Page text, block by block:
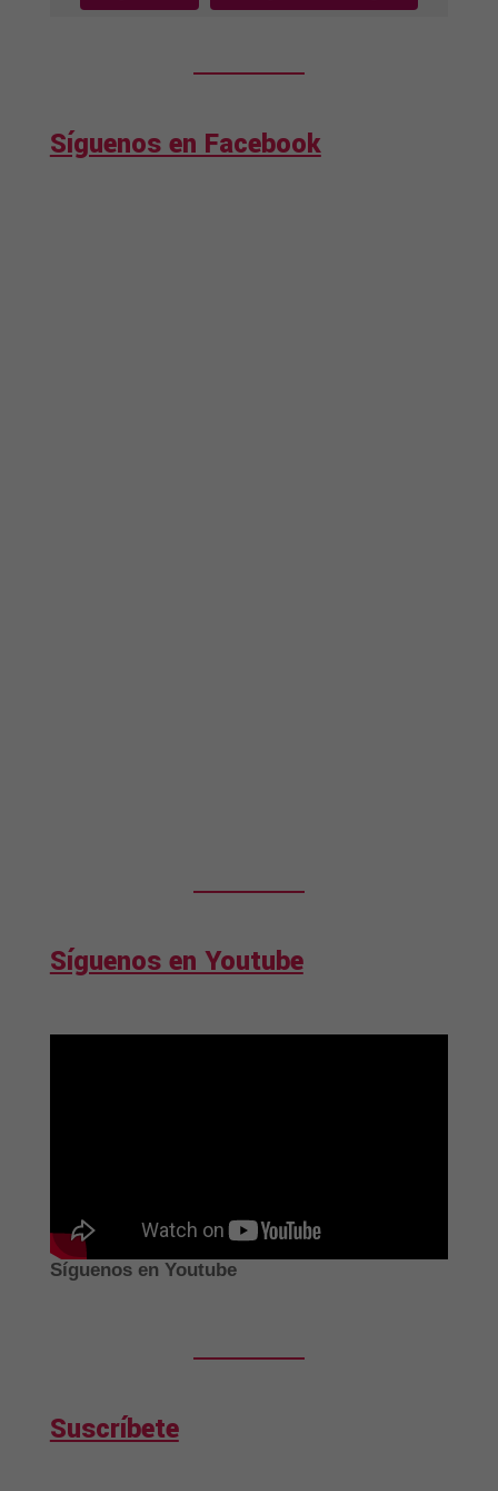
Síguenos en Facebook
Síguenos en Youtube
Síguenos en Youtube
Suscríbete